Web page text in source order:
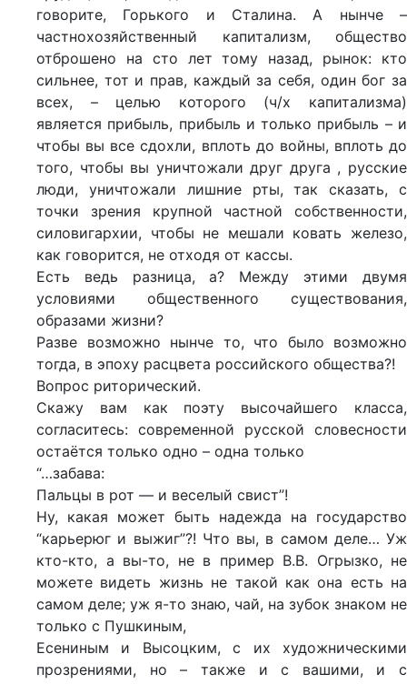
говорите, Горького и Сталина. А нынче –
частнохозяйственный капитализм, общество
отброшено на сто лет тому назад, рынок: кто
сильнее, тот и прав, каждый за себя, один бог за
всех, – целью которого (ч/х капитализма)
является прибыль, прибыль и только прибыль – и
чтобы вы все сдохли, вплоть до войны, вплоть до
того, чтобы вы уничтожали друг друга , русские
люди, уничтожали лишние рты, так сказать, с
точки зрения крупной частной собственности,
силовигархии, чтобы не мешали ковать железо,
как говорится, не отходя от кассы.
Есть ведь разница, а? Между этими двумя
условиями общественного существования,
образами жизни?
Разве возможно нынче то, что было возможно
тогда, в эпоху расцвета российского общества?!
Вопрос риторический.
Скажу вам как поэту высочайшего класса,
согласитесь: современной русской словесности
остаётся только одно – одна только
“…забава:
Пальцы в рот — и веселый свист”!
Ну, какая может быть надежда на государство
“карьерюг и выжиг”?! Что вы, в самом деле… Уж
кто-кто, а вы-то, не в пример В.В. Огрызко, не
можете видеть жизнь не такой как она есть на
самом деле; уж я-то знаю, чай, на зубок знаком не
только с Пушкиным,
Есениным и Высоцким, с их художническими
прозрениями, но – также и с вашими, и с